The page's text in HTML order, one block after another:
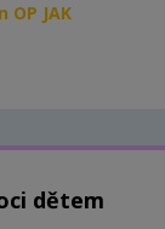
OP JAK
dětem